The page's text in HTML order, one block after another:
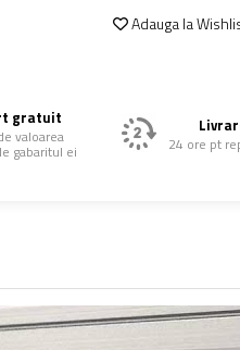
Adauga la
gratuit
valoarea
gabaritul ei 24 ore pt